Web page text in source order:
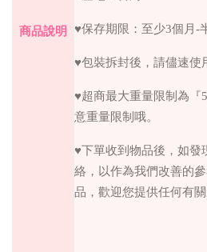
商品說明 ♥保存期限：至少3個月-
♥包裝拆封後，請儘速使
♥超商最大重量限制為『
意重量限制哦。
♥下單收到物品後，如發
絡，以作為我們改善的
品，歡迎您提供任何有關